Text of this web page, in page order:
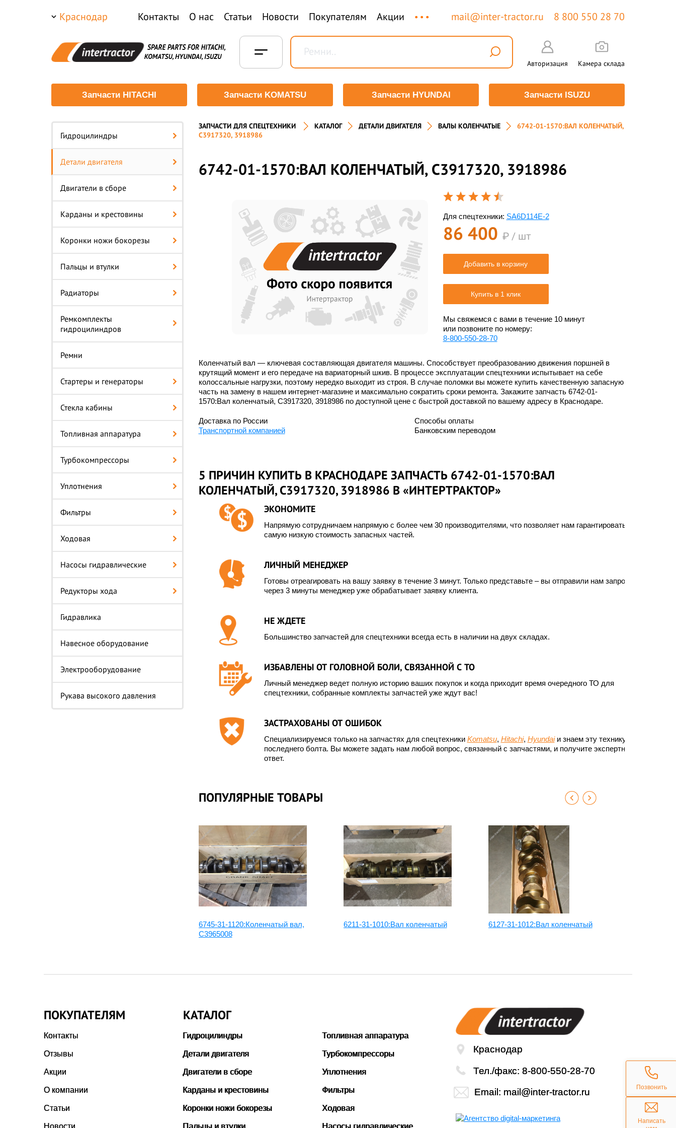
Краснодар Контакты О нас Статьи Новости Покупателям Акции ... mail@inter-tractor.ru 8 800 550 28 70
Авторизация Камера склада
Запчасти HITACHI Запчасти KOMATSU Запчасти HYUNDAI Запчасти ISUZU
Гидроцилиндры
Детали двигателя
Двигатели в сборе
Карданы и крестовины
Коронки ножи бокорезы
Пальцы и втулки
Радиаторы
Ремкомплекты
гидроцилиндров
Ремни
Стартеры и генераторы
Стекла кабины
Топливная аппаратура
Турбокомпрессоры
Уплотнения
Фильтры
Ходовая
Насосы гидравлические
Редукторы хода
Гидравлика
Навесное оборудование
Электрооборудование
Рукава высокого давления
ЗАПЧАСТИ ДЛЯ СПЕЦТЕХНИКИ КАТАЛОГ ДЕТАЛИ ДВИГАТЕЛЯ ВАЛЫ КОЛЕНЧАТЫЕ
6742-01-1570:ВАЛ КОЛЕНЧАТЫЙ,
С3917320, 3918986
6742-01-1570:ВАЛ КОЛЕНЧАТЫЙ, С3917320, 3918986
Для спецтехники: SA6D114E-2
86 400 ₽ / шт
Добавить в корзину
Купить в 1 клик
Мы свяжемся с вами в течение 10 минут
или позвоните по номеру:
8-800-550-28-70
Коленчатый вал — ключевая составляющая двигателя машины. Способствует преобразованию движения поршней в
крутящий момент и его передаче на вариаторный шкив. В процессе эксплуатации спецтехники испытывает на себе
колоссальные нагрузки, поэтому нередко выходит из строя. В случае поломки вы можете купить качественную запасную
часть на замену в нашем интернет-магазине и максимально сократить сроки ремонта. Закажите запчасть 6742-01-
1570:Вал коленчатый, С3917320, 3918986 по доступной цене с быстрой доставкой по вашему адресу в Краснодаре.
Доставка по России
Транспортной компанией
Способы оплаты
Банковским переводом
5 ПРИЧИН КУПИТЬ В КРАСНОДАРЕ ЗАПЧАСТЬ 6742-01-1570:ВАЛ
КОЛЕНЧАТЫЙ, С3917320, 3918986 В «ИНТЕРТРАКТОР»
ЭКОНОМИТЕ
Напрямую сотрудничаем напрямую с более чем 30 производителями, что позволяет нам гарантировать
самую низкую стоимость запасных частей.
ЛИЧНЫЙ МЕНЕДЖЕР
Готовы отреагировать на вашу заявку в течение 3 минут. Только представьте – вы отправили нам запрос, а
через 3 минуты менеджер уже обрабатывает заявку клиента.
НЕ ЖДЕТЕ
Большинство запчастей для спецтехники всегда есть в наличии на двух складах.
ИЗБАВЛЕНЫ ОТ ГОЛОВНОЙ БОЛИ, СВЯЗАННОЙ С ТО
Личный менеджер ведет полную историю ваших покупок и когда приходит время очередного ТО для
спецтехники, собранные комплекты запчастей уже ждут вас!
ЗАСТРАХОВАНЫ ОТ ОШИБОК
Специализируемся только на запчастях для спецтехники Komatsu, Hitachi, Hyundaiи знаем эту технику до
последнего болта. Вы можете задать нам любой вопрос, связанный с запчастями, и получите экспертный
ответ.
ПОПУЛЯРНЫЕ ТОВАРЫ
6745-31-1120:Коленчатый вал,
C3965008
6211-31-1010:Вал коленчатый 6127-31-1012:Вал коленчатый
ПОКУПАТЕЛЯМ
Контакты
Отзывы
Акции
О компании
Статьи
Новости
КАТАЛОГ
Гидроцилиндры
Детали двигателя
Двигатели в сборе
Карданы и крестовины
Коронки ножи бокорезы
Пальцы и втулки
Топливная аппаратура
Турбокомпрессоры
Уплотнения
Фильтры
Ходовая
Насосы гидравлические
Краснодар
Тел./факс: 8-800-550-28-70
Email: mail@inter-tractor.ru Позвонить
Написать